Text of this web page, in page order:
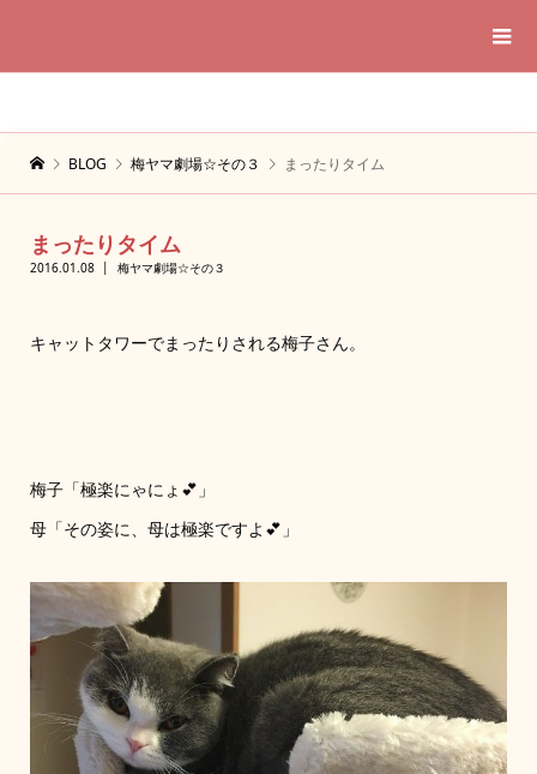
BLOG 梅ヤマ劇場☆その３ まったりタイム
まったりタイム
2016.01.08 梅ヤマ劇場☆その３
キャットタワーでまったりされる梅子さん。
梅子「極楽にゃにょ💕」
母「その姿に、母は極楽ですよ💕」